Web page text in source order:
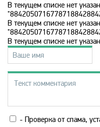
National Geographic
Nick Jr
Nickelodeon
В текущем списке нет
В текущем списке нет
В текущем списке нет
- Проверка от спама,